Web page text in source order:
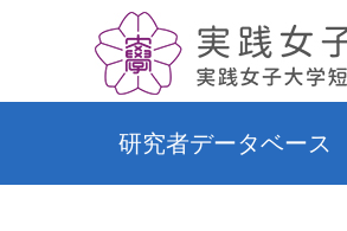
研究者データベース